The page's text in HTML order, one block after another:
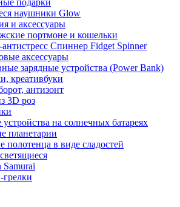
подарки
наушники Glow
и аксессуары
портмоне и кошельки
Спиннер Fidget Spinner
аксессуары
зарядные устройства (Power Bank)
креативбуки
антизонт
3D роз
на солнечных батареях
планетарии
полотенца в виде сладостей